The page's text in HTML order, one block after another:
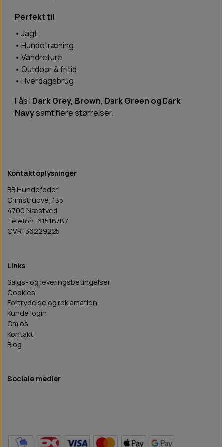
Perfekt til
• Jagt
• Hundetræning
• Vandreture
• Outdoor & fritid
• Hverdagsbrug
Fås i Dark Grey, Brown, Dark Green og Dark
Navysamt flere størrelser.
Kontaktoplysninger
BB Hundefoder
Grimstrupvej 185
4700 Næstved
Telefon: 61516787
CVR: 36229225
Links
Salgs- og leveringsbetingelser
Cookies
Fortrydelse og reklamation
Kunde login
Om os
Kontakt
Blog
Sociale medier